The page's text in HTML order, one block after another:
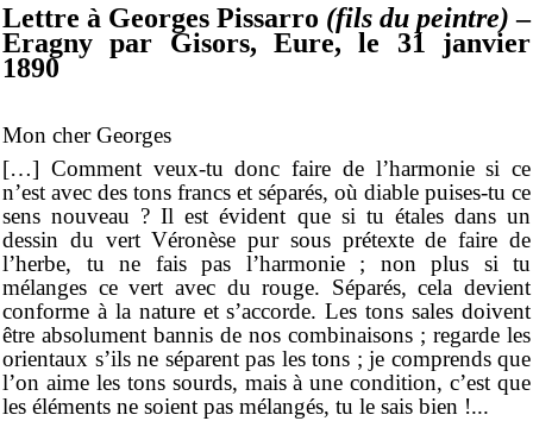
Lettre à Georges Pissarro (fils du peintre) –
Eragny par Gisors, Eure, le 31 janvier
1890
Mon cher Georges
[…] Comment veux-tu donc faire de l’harmonie si ce
n’est avec des tons francs et séparés, où diable puises-tu ce
sens nouveau ? Il est évident que si tu étales dans un
dessin du vert Véronèse pur sous prétexte de faire de
l’herbe, tu ne fais pas l’harmonie ; non plus si tu
mélanges ce vert avec du rouge. Séparés, cela devient
conforme à la nature et s’accorde. Les tons sales doivent
être absolument bannis de nos combinaisons ; regarde les
orientaux s’ils ne séparent pas les tons ; je comprends que
l’on aime les tons sourds, mais à une condition, c’est que
les éléments ne soient pas mélangés, tu le sais bien !...